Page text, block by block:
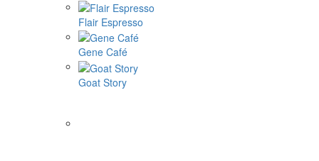
Flair Espresso
Gene Café
Goat Story